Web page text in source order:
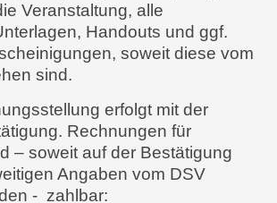
Veranstaltung, alle
Handouts und ggf.
soweit diese vom
sind.
erfolgt mit der
Rechnungen für
– soweit auf der Bestätigung
Angaben vom DSV
- zahlbar: